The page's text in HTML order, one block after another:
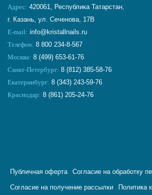
Адрес: 420061, Республика Татарстан,
г. Казань, ул. Сеченова, 17В
E-mail: info@kristallnails.ru
Телефон: 8 800 234-8-567
Москва: 8 (499) 653-61-76
Санкт-Петербург: 8 (812) 385-58-76
Екатеринбург: 8 (343) 243-59-76
Краснодар: 8 (861) 205-24-76
Публичная оферта Согласие на обработку
Согласие на получение рассылки Политика